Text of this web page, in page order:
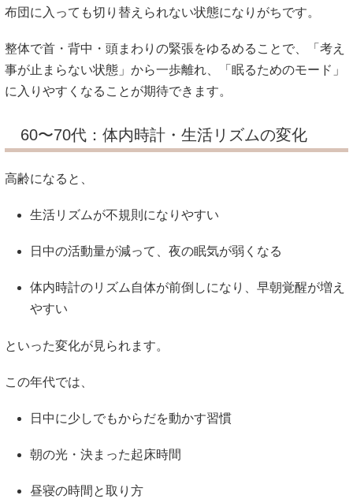
布団に入っても切り替えられない状態になりがちです。
整体で首・背中・頭まわりの緊張をゆるめることで、「考え
事が止まらない状態」から一歩離れ、「眠るためのモード」
に入りやすくなることが期待できます。
60〜70代：体内時計・生活リズムの変化
高齢になると、
生活リズムが不規則になりやすい
日中の活動量が減って、夜の眠気が弱くなる
体内時計のリズム自体が前倒しになり、早朝覚醒が増え
やすい
といった変化が見られます。
この年代では、
日中に少しでもからだを動かす習慣
朝の光・決まった起床時間
昼寝の時間と取り方